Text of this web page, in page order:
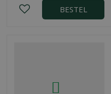
BESTEL